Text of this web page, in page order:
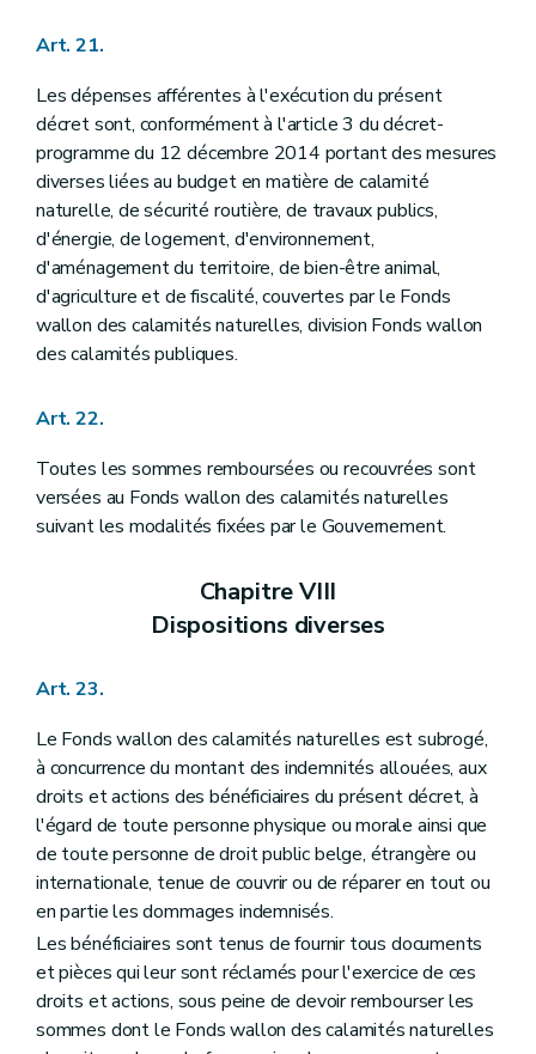
Art. 21.
Les dépenses afférentes à l'exécution du présent
décret sont, conformément à l'article 3 du décret-
programme du 12 décembre 2014 portant des mesures
diverses liées au budget en matière de calamité
naturelle, de sécurité routière, de travaux publics,
d'énergie, de logement, d'environnement,
d'aménagement du territoire, de bien-être animal,
d'agriculture et de fiscalité, couvertes par le Fonds
wallon des calamités naturelles, division Fonds wallon
des calamités publiques.
Art. 22.
Toutes les sommes remboursées ou recouvrées sont
versées au Fonds wallon des calamités naturelles
suivant les modalités fixées par le Gouvernement.
Chapitre VIII
Dispositions diverses
Art. 23.
Le Fonds wallon des calamités naturelles est subrogé,
à concurrence du montant des indemnités allouées, aux
droits et actions des bénéficiaires du présent décret, à
l'égard de toute personne physique ou morale ainsi que
de toute personne de droit public belge, étrangère ou
internationale, tenue de couvrir ou de réparer en tout ou
en partie les dommages indemnisés.
Les bénéficiaires sont tenus de fournir tous documents
et pièces qui leur sont réclamés pour l'exercice de ces
droits et actions, sous peine de devoir rembourser les
sommes dont le Fonds wallon des calamités naturelles